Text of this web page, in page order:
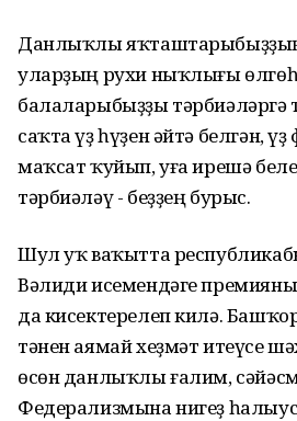
Данлыҡлы
уларҙың рухи ныҡлығы
балаларыбыҙҙы тәрбиәләргә
саҡта үҙ һүҙен әйтә белгән,
маҡсат ҡуйып, уға ирешә
тәрбиәләү - беҙҙең бурыс.
Шул уҡ ваҡытта
Вәлиди исемендәге
да кисектерелеп килә.
тәнен аямай хеҙмәт итеүсе
өсөн данлыҡлы ғалим,
Федерализмына нигеҙ